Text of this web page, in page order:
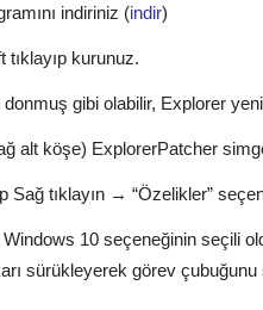
indiriniz (indir)
kurunuz.
gibi olabilir, Explorer
alt köşe) ExplorerPatcher
tıklayın → “Özelikler”
Windows 10 seçeneğinin seçili
sürükleyerek görev